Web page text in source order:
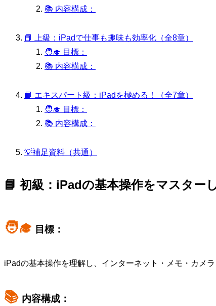
📚 内容構成：
📕 上級：iPadで仕事も趣味も効率化（全8章）
🧑‍🎓 目標：
📚 内容構成：
📙 エキスパート級：iPadを極める！（全7章）
🧑‍🎓 目標：
📚 内容構成：
💡補足資料（共通）
📘 初級：iPadの基本操作をマスター
🧑‍🎓 目標：
iPadの基本操作を理解し、インターネット・メモ・カメ
📚 内容構成：